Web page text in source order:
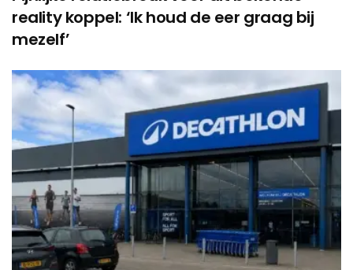
reality koppel: ‘Ik houd de eer graag bij
mezelf’